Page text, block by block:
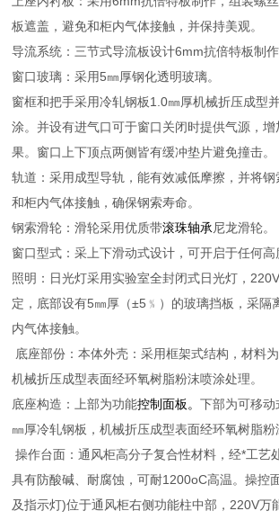
板遮盖，避免和柜内气体接触，并保持美观。
导流系统：三节式导流板设计6mm抗倍特板制作
窗口玻璃：采用5㎜厚钢化透明玻璃。
窗框和把手采用冷轧钢板1.0㎜厚机械折压成型
涂。并设有进气口可于窗口关闭时提供气源，
果。窗口上下顶点两侧皆有缓冲垫片避免撞击。
轨道：采用成型导轨，能有效减低摩擦，并将
和柜内气体接触，确保钢索寿命。
钢索滑轮：滑轮采用优质带滚珠轴承尼龙滑轮。
窗口型式：采上下滑动式设计，可开启于任何高
照明：日光灯采用实验室全封闭式日光灯，
定，底部设有5㎜厚（±5﹪）的玻璃挡板，采隔
内气体接触。
底座部份：本体外壳：采用框架式结构，材料
机械折压成型表面经环氧树脂粉沫喷涂处理。
底座构造：上部为功能控制面板 。下部为可移
㎜厚冷轧钢板，机械折压成型表面经环氧树脂粉
操作台面：通风柜高分子复合性材料，经*工艺
具有防酸碱、耐腐蚀，可耐1200oC高温。操控
及指示灯)位于通风柜右侧功能柱中部，220V万